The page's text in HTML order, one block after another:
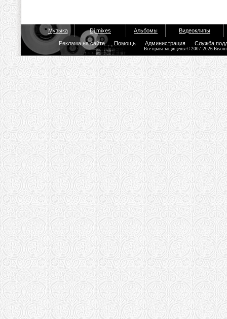
Музыка Dj mixes Альбомы Видеоклипы
Реклама на сайте Помощь Администрация Служба
Все права защищены © 2007-2026